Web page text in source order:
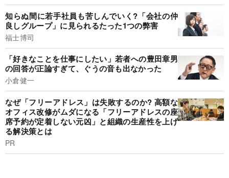
知らぬ間に若手社員も苦しんでいく?「会社の仲
良しグループ」に見られるたった1つの弊害
福士博司
「好きなことを仕事にしたい」若者への豊田章男
の回答が正論すぎて、ぐうの音も出なかった
小倉健一
なぜ「フリーアドレス」は失敗するのか? 高額な
オフィス改修がムダになる「フリーアドレスの座
席予約が定着しない元凶」と組織の生産性を上げ
る解決策とは
PR